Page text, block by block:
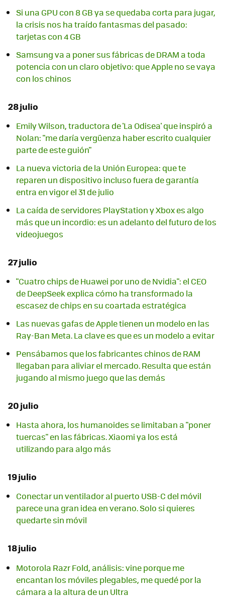
Si una GPU con 8 GB ya se quedaba corta para jugar,
la crisis nos ha traído fantasmas del pasado:
tarjetas con 4 GB
Samsung va a poner sus fábricas de DRAM a toda
potencia con un claro objetivo: que Apple no se vaya
con los chinos
28 julio
Emily Wilson, traductora de 'La Odisea' que inspiró a
Nolan: "me daría vergüenza haber escrito cualquier
parte de este guión"
La nueva victoria de la Unión Europea: que te
reparen un dispositivo incluso fuera de garantía
entra en vigor el 31 de julio
La caída de servidores PlayStation y Xbox es algo
más que un incordio: es un adelanto del futuro de los
videojuegos
27 julio
"Cuatro chips de Huawei por uno de Nvidia": el CEO
de DeepSeek explica cómo ha transformado la
escasez de chips en su coartada estratégica
Las nuevas gafas de Apple tienen un modelo en las
Ray-Ban Meta. La clave es que es un modelo a evitar
Pensábamos que los fabricantes chinos de RAM
llegaban para aliviar el mercado. Resulta que están
jugando al mismo juego que las demás
20 julio
Hasta ahora, los humanoides se limitaban a "poner
tuercas" en las fábricas. Xiaomi ya los está
utilizando para algo más
19 julio
Conectar un ventilador al puerto USB-C del móvil
parece una gran idea en verano. Solo si quieres
quedarte sin móvil
18 julio
Motorola Razr Fold, análisis: vine porque me
encantan los móviles plegables, me quedé por la
cámara a la altura de un Ultra